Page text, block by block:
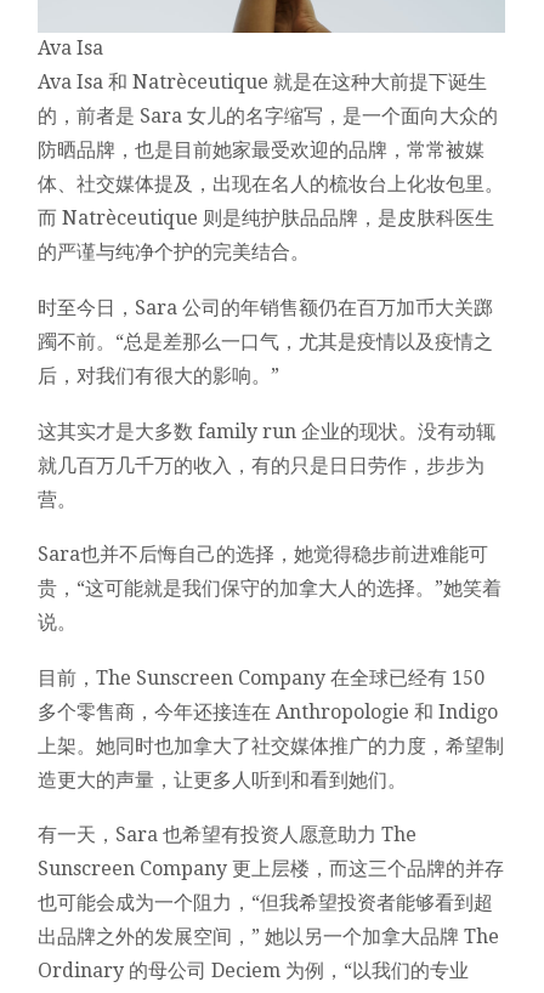
Ava Isa
Ava Isa 和 Natrèceutique 就是在这种大前提下诞生
的，前者是 Sara 女儿的名字缩写，是一个面向大众的
防晒品牌，也是目前她家最受欢迎的品牌，常常被媒
体、社交媒体提及，出现在名人的梳妆台上化妆包里。
而 Natrèceutique 则是纯护肤品品牌，是皮肤科医生
的严谨与纯净个护的完美结合。
时至今日，Sara 公司的年销售额仍在百万加币大关踯
躅不前。“总是差那么一口气，尤其是疫情以及疫情之
后，对我们有很大的影响。”
这其实才是大多数 family run 企业的现状。没有动辄
就几百万几千万的收入，有的只是日日劳作，步步为
营。
Sara也并不后悔自己的选择，她觉得稳步前进难能可
贵，“这可能就是我们保守的加拿大人的选择。”她笑着
说。
目前，The Sunscreen Company 在全球已经有 150
多个零售商，今年还接连在 Anthropologie 和 Indigo
上架。她同时也加拿大了社交媒体推广的力度，希望制
造更大的声量，让更多人听到和看到她们。
有一天，Sara 也希望有投资人愿意助力 The
Sunscreen Company 更上层楼，而这三个品牌的并存
也可能会成为一个阻力，“但我希望投资者能够看到超
出品牌之外的发展空间，” 她以另一个加拿大品牌 The
Ordinary 的母公司 Deciem 为例，“以我们的专业